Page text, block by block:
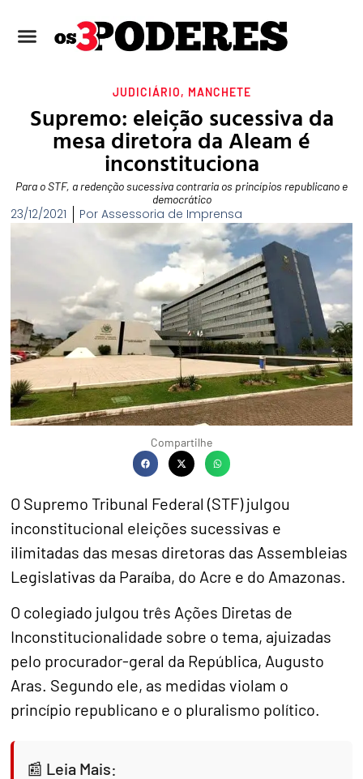
JUDICIÁRIO, MANCHETE
Supremo: eleição sucessiva da
mesa diretora da Aleam é
inconstituciona
Para o STF, a redenção sucessiva contraria os princípios republicano e
democrático
23/12/2021 Por Assessoria de Imprensa
Compartilhe
O Supremo Tribunal Federal (STF) julgou
inconstitucional eleições sucessivas e
ilimitadas das mesas diretoras das Assembleias
Legislativas da Paraíba, do Acre e do Amazonas.
O colegiado julgou três Ações Diretas de
Inconstitucionalidade sobre o tema, ajuizadas
pelo procurador-geral da República, Augusto
Aras. Segundo ele, as medidas violam o
princípio republicano e o pluralismo político.
Leia Mais: